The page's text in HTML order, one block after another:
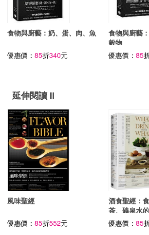
食物與廚藝：奶、蛋、肉、魚
優惠價： 85折340元
食物與廚藝
榖物
優惠價：85
延伸閱讀 II
風味聖經
優惠價： 85折552元
酒食聖經：
茶、礦泉水
位權威主廚
見
優惠價：85